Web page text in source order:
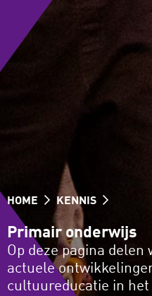
HOME KENNIS
Primair onderwijs
Op deze pagina
actuele
cultuureducatie in